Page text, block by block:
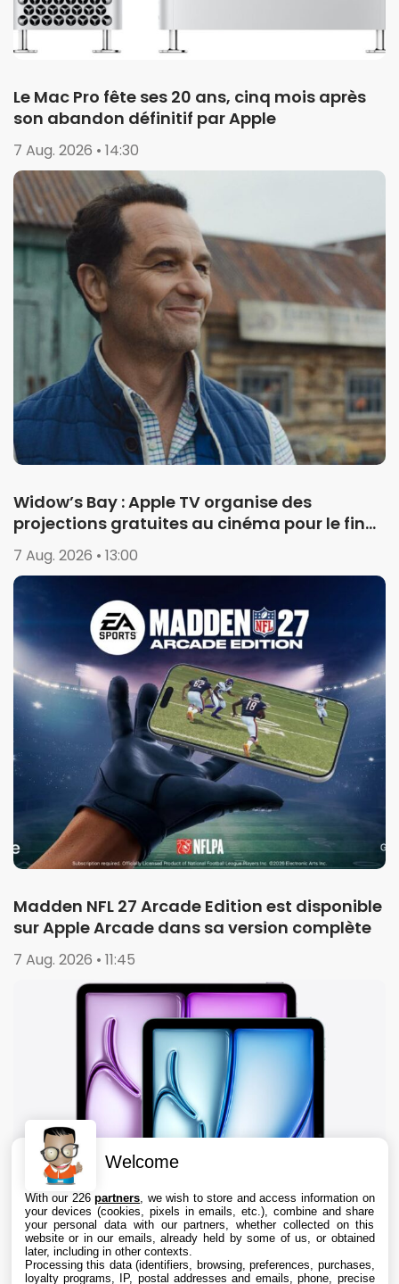
Le Mac Pro fête ses 20 ans, cinq mois après
son abandon définitif par Apple
7 Aug. 2026 • 14:30
Widow’s Bay : Apple TV organise des
projections gratuites au cinéma pour le final
de la saison 1
7 Aug. 2026 • 13:00
Madden NFL 27 Arcade Edition est disponible
sur Apple Arcade dans sa version complète
7 Aug. 2026 • 11:45
Welcome
With our 226partners , we wish to store and access information on
your devices (cookies, pixels in emails, etc.), combine and share
your personal data with our partners, whether collected on this
website or in our emails, already held by some of us, or obtained
later, including in other contexts.
Processing this data (identifiers, browsing, preferences, purchases,
loyalty programs, IP, postal addresses and emails, phone, precise